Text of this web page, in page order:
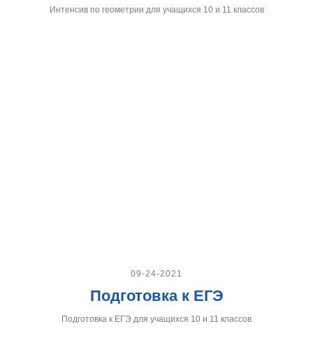
Интенсив по геометрии для учащихся 10 и 11 классов
09-24-2021
Подготовка к ЕГЭ
Подготовка к ЕГЭ для учащихся 10 и 11 классов